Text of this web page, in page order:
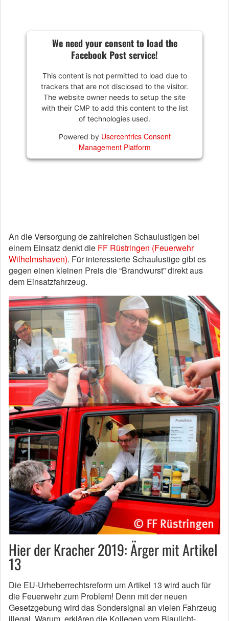
We need your consent to load the
Facebook Post service!
This content is not permitted to load due to
trackers that are not disclosed to the visitor.
The website owner needs to setup the site
with their CMP to add this content to the list
of technologies used.
Powered by Usercentrics Consent
Management Platform
An die Versorgung de zahlreichen Schaulustigen bei
einem Einsatz denkt die FF Rüstringen (Feuerwehr
Wilhelmshaven). Für interessierte Schaulustige gibt es
gegen einen kleinen Preis die “Brandwurst” direkt aus
dem Einsatzfahrzeug.
Hier der Kracher 2019: Ärger mit Artikel
13
Die EU-Urheberrechtsreform um Artikel 13 wird auch für
die Feuerwehr zum Problem! Denn mit der neuen
Gesetzgebung wird das Sondersignal an vielen Fahrzeug